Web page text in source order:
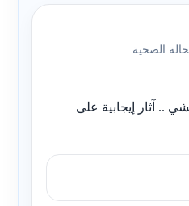
الصحية
.. آثار إيجابية على